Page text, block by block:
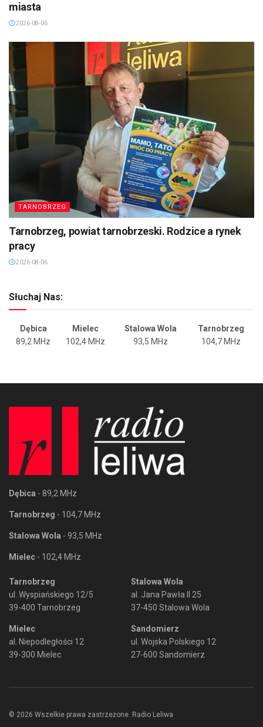
miasta
2026-08-06
TARNOBRZEG
Tarnobrzeg, powiat tarnobrzeski. Rodzice a rynek
pracy
2026-08-06
Słuchaj Nas:
Dębica Mielec Stalowa Wola
Tarnobrzeg
89,2 MHz
102,4 MHz 93,5 MHz 104,7 MHz
Dębica - 89,2 MHz
Tarnobrzeg - 104,7 MHz
Stalowa Wola - 93,5 MHz
Mielec - 102,4 MHz
Tarnobrzeg
ul. Wyspiańskiego 12/5
39-400 Tarnobrzeg
Mielec
al. Niepodległości 12
39-300 Mielec
Stalowa Wola
al. Jana Pawła II 25
37-450 Stalowa Wola
Sandomierz
ul. Wojska Polskiego 12
27-600 Sandomierz
© 2026 Wszelkie prawa zastrzeżone. Radio Leliwa